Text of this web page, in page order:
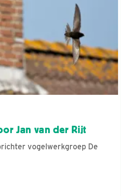
Jan van der Rijt
vogelwerkgroep De